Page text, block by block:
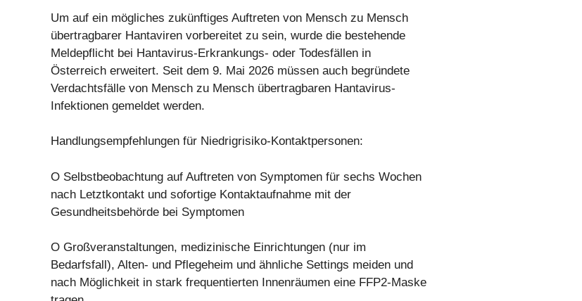
Um auf ein mögliches zukünftiges Auftreten von Mensch zu Mensch
übertragbarer Hantaviren vorbereitet zu sein, wurde die bestehende
Meldepflicht bei Hantavirus-Erkrankungs- oder Todesfällen in
Österreich erweitert. Seit dem 9. Mai 2026 müssen auch begründete
Verdachtsfälle von Mensch zu Mensch übertragbaren Hantavirus-
Infektionen gemeldet werden.
Handlungsempfehlungen für Niedrigrisiko-Kontaktpersonen:
O Selbstbeobachtung auf Auftreten von Symptomen für sechs Wochen
nach Letztkontakt und sofortige Kontaktaufnahme mit der
Gesundheitsbehörde bei Symptomen
O Großveranstaltungen, medizinische Einrichtungen (nur im
Bedarfsfall), Alten- und Pflegeheim und ähnliche Settings meiden und
nach Möglichkeit in stark frequentierten Innenräumen eine FFP2-Maske